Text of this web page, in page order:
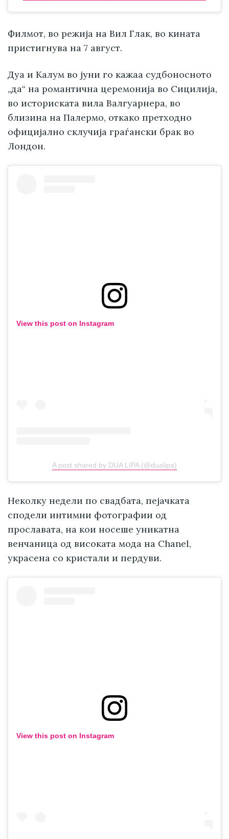
Филмот, во режија на Вил Глак, во кината
пристигнува на 7 август.
Дуа и Калум во јуни го кажаа судбоносното
„да“ на романтична церемонија во Сицилија,
во историската вила Валгуарнера, во
близина на Палермо, откако претходно
официјално склучија граѓански брак во
Лондон.
View this post on Instagram
A post shared by DUA LIPA (@dualipa)
Неколку недели по свадбата, пејачката
сподели интимни фотографии од
прославата, на кои носеше уникатна
венчаница од високата мода на Chanel,
украсена со кристали и пердуви.
View this post on Instagram